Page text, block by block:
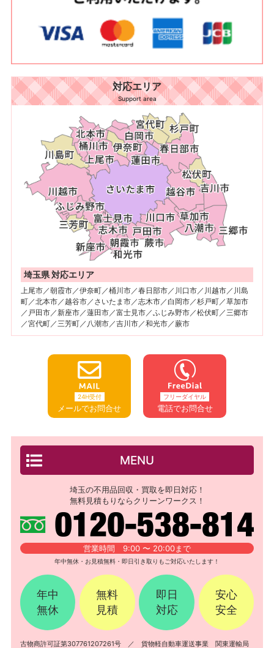
対応エリア
Support area
埼玉県 対応エリア
上尾市／朝霞市／伊奈町／桶川市／春日部市／川口市／川越市／川島
町／北本市／越谷市／さいたま市／志木市／白岡市／杉戸町／草加市
／戸田市／新座市／蓮田市／富士見市／ふじみ野市／松伏町／三郷市
／宮代町／三芳町／八潮市／吉川市／和光市／蕨市
24H受付
メールでお問合せ
フリーダイヤル
電話でお問合せ
MENU
埼玉の不用品回収・買取を即日対応！
無料見積もりならクリーンワークス！
営業時間 9:00 〜 20:00まで
年中無休・お見積無料・即日引き取りもご対応いたします！
年中
無休
無料
見積
即日
対応
安心
安全
古物商許可証第307761207261号 ／ 貨物軽自動車運送事業 関東運輸局